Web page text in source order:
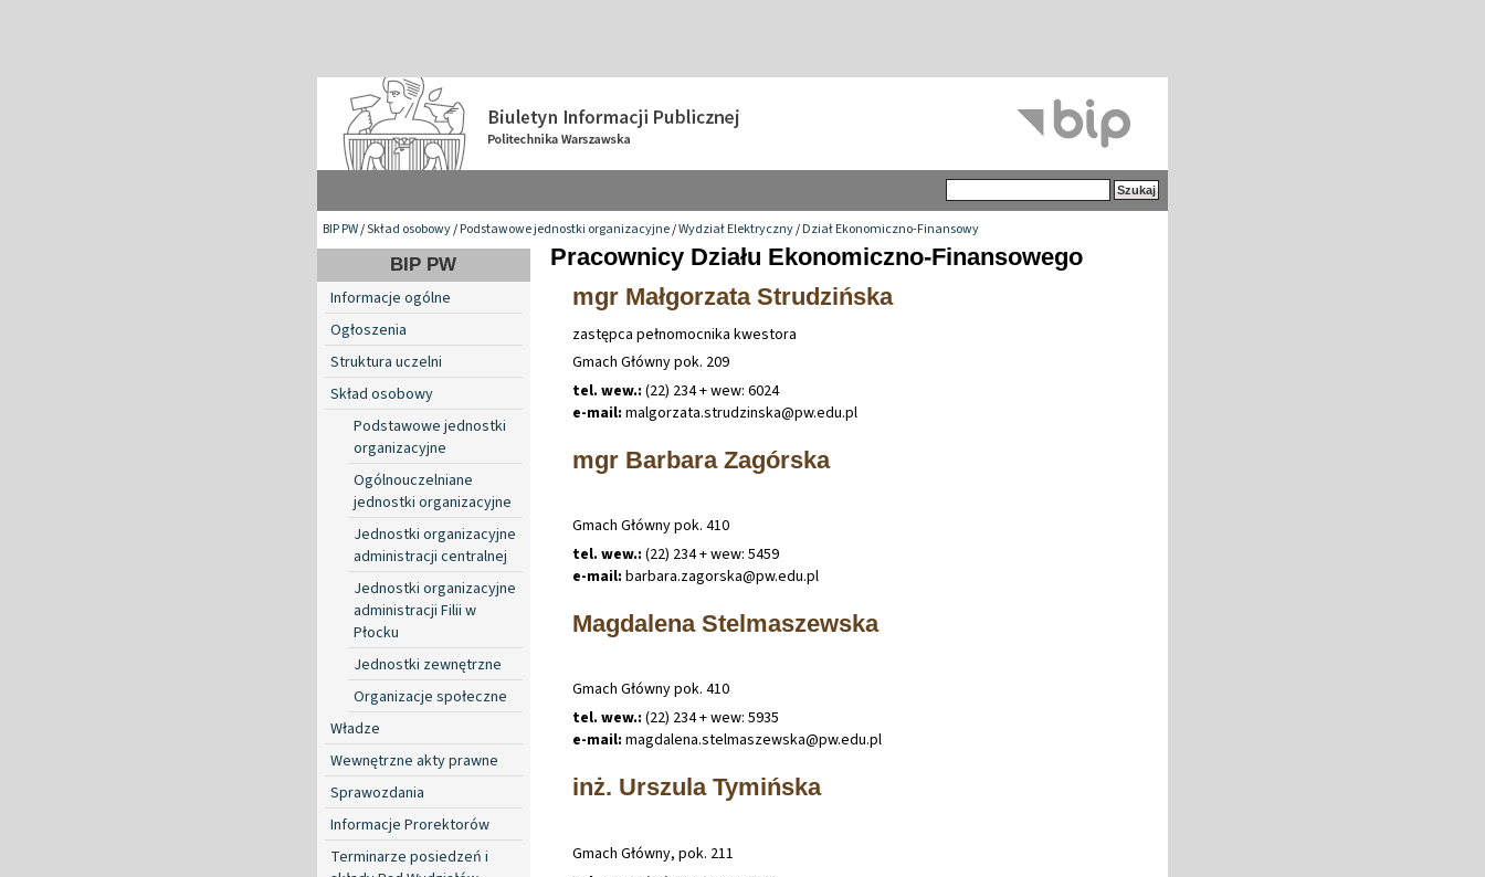
BIP PW/Skład osobowy/Podstawowe jednostki organizacyjne/Wydział Elektryczny/Dział Ekonomiczno-Finansowy
BIP PW
Informacje ogólne
Ogłoszenia
Struktura uczelni
Skład osobowy
Podstawowe jednostki
organizacyjne
Ogólnouczelniane
jednostki organizacyjne
Jednostki organizacyjne
administracji centralnej
Jednostki organizacyjne
administracji Filii w
Płocku
Jednostki zewnętrzne
Organizacje społeczne
Władze
Wewnętrzne akty prawne
Sprawozdania
Informacje Prorektorów
Terminarze posiedzeń i
Pracownicy Działu Ekonomiczno-Finansowego
mgr Małgorzata Strudzińska
zastępca pełnomocnika kwestora
Gmach Główny pok. 209
tel. wew.: (22) 234 + wew: 6024
e-mail: malgorzata.strudzinska@pw.edu.pl
mgr Barbara Zagórska
Gmach Główny pok. 410
tel. wew.: (22) 234 + wew: 5459
e-mail: barbara.zagorska@pw.edu.pl
Magdalena Stelmaszewska
Gmach Główny pok. 410
tel. wew.: (22) 234 + wew: 5935
e-mail: magdalena.stelmaszewska@pw.edu.pl
inż. Urszula Tymińska
Gmach Główny, pok. 211